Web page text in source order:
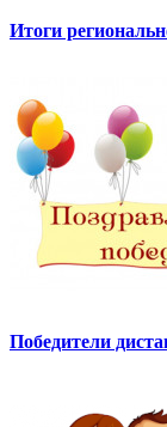
Итоги
Победители